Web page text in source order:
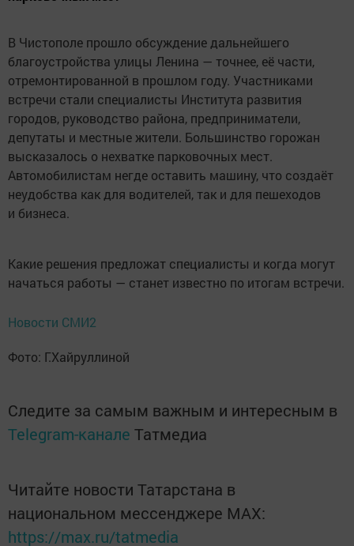
В Чистополе прошло обсуждение дальнейшего
благоустройства улицы Ленина — точнее, её части,
отремонтированной в прошлом году. Участниками
встречи стали специалисты Института развития
городов, руководство района, предприниматели,
депутаты и местные жители. Большинство горожан
высказалось о нехватке парковочных мест.
Автомобилистам негде оставить машину, что создаёт
неудобства как для водителей, так и для пешеходов
и бизнеса.
Какие решения предложат специалисты и когда могут
начаться работы — станет известно по итогам встречи.
Новости СМИ2
Фото: Г.Хайруллиной
Следите за самым важным и интересным в
Telegram-канале Татмедиа
Читайте новости Татарстана в
национальном мессенджере MАХ:
https://max.ru/tatmedia